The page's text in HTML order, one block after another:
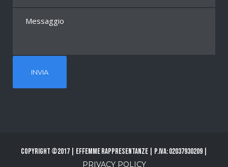
Copyright ©2017 | Effemme Rappresentanze | P.Iva: 02037930209 |
PRIVACY POLICY